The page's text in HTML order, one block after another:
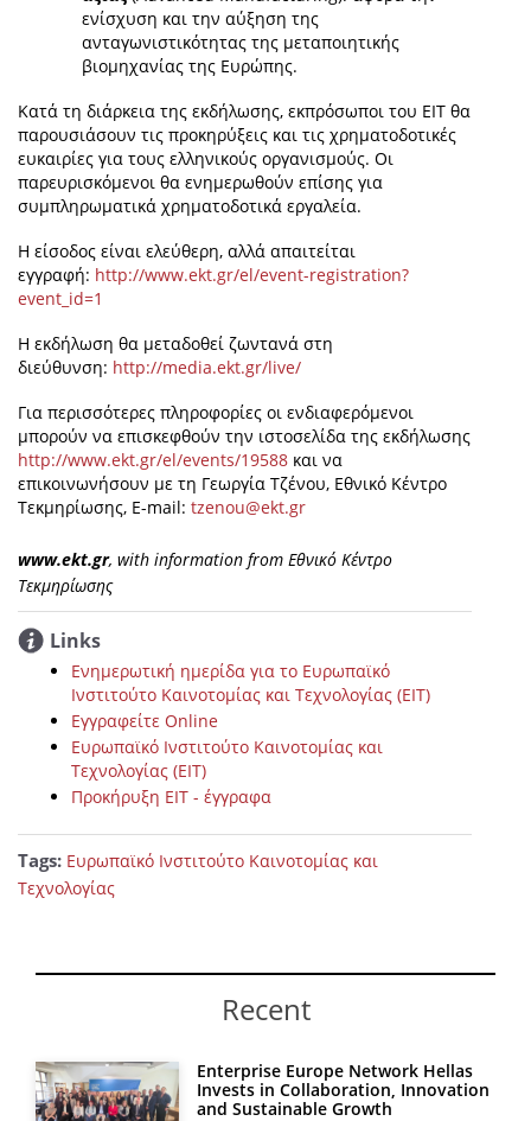
ενίσχυση και την αύξηση της
ανταγωνιστικότητας της μεταποιητικής
βιομηχανίας της Ευρώπης.
Κατά τη διάρκεια της εκδήλωσης, εκπρόσωποι του ΕΙΤ θα
παρουσιάσουν τις προκηρύξεις και τις χρηματοδοτικές
ευκαιρίες για τους ελληνικούς οργανισμούς. Οι
παρευρισκόμενοι θα ενημερωθούν επίσης για
συμπληρωματικά χρηματοδοτικά εργαλεία.
Η είσοδος είναι ελεύθερη, αλλά απαιτείται
εγγραφή: http://www.ekt.gr/el/event-registration?
event_id=1
Η εκδήλωση θα μεταδοθεί ζωντανά στη
διεύθυνση: http://media.ekt.gr/live/
Για περισσότερες πληροφορίες οι ενδιαφερόμενοι
μπορούν να επισκεφθούν την ιστοσελίδα της εκδήλωσης
http://www.ekt.gr/el/events/19588 και να
επικοινωνήσουν με τη Γεωργία Τζένου, Εθνικό Κέντρο
Τεκμηρίωσης, E-mail: tzenou@ekt.gr
www.ekt.gr, with information from Εθνικό Κέντρο
Τεκμηρίωσης
Links
Ενημερωτική ημερίδα για το Ευρωπαϊκό
Ινστιτούτο Καινοτομίας και Τεχνολογίας (ΕΙΤ)
Εγγραφείτε Online
Ευρωπαϊκό Ινστιτούτο Καινοτομίας και
Τεχνολογίας (EIT)
Προκήρυξη ΕΙΤ - έγγραφα
Tags: Ευρωπαϊκό Ινστιτούτο Καινοτομίας και
Τεχνολογίας
Recent
Enterprise Europe Network Hellas
Invests in Collaboration, Innovation
and Sustainable Growth